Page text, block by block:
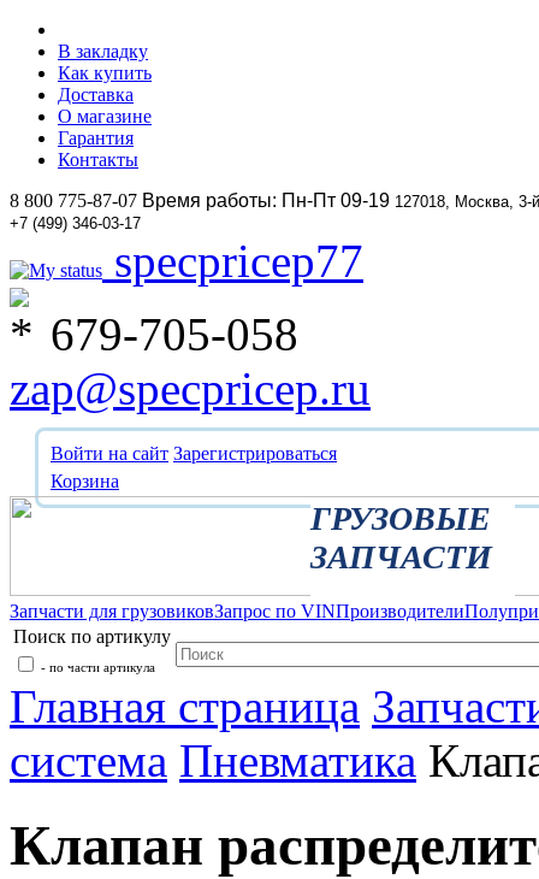
В закладку
Как купить
Доставка
О магазине
Гарантия
Контакты
8 800 775-87-07 Время работы: Пн-Пт 09-19 127018, Москва,
+7 (499) 346-03-17
specpricep77
679-705-058
zap@specpricep.ru
Войти на сайт Зарегистрироваться
Корзина
ГРУЗОВЫЕ
ЗАПЧАСТИ
Запчасти для грузовиковЗапрос по VINПроизводители
Поиск по артикулу
- по части артикула
Главная страница
система Пневматика
Клапан